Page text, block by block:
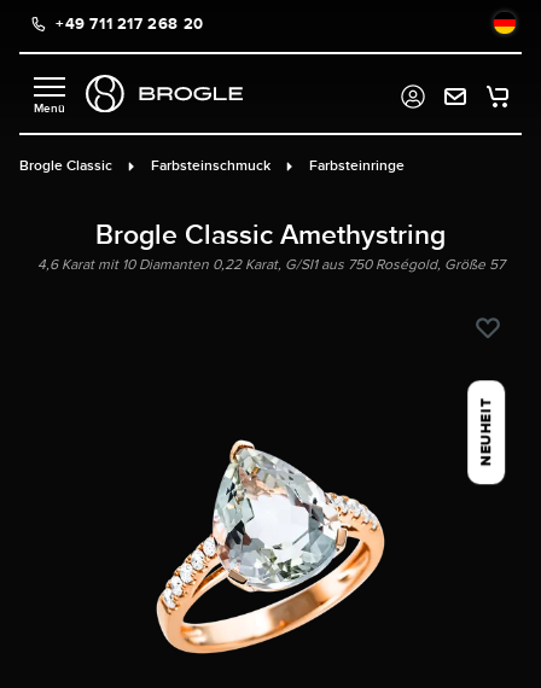
springen
+49 711 217 268 20
Brogle Classic Farbsteinschmuck Farbsteinringe
Brogle Classic Amethystring
4,6 Karat mit 10 Diamanten 0,22 Karat, G/SI1 aus 750 Roségold, Größe 57
NEUHEIT